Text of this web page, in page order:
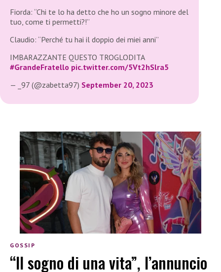
Fiorda: “Chi te lo ha detto che ho un sogno minore del
tuo, come ti permetti?!”
Claudio: “Perché tu hai il doppio dei miei anni”
IMBARAZZANTE QUESTO TROGLODITA
#GrandeFratello pic.twitter.com/5Vt2hSlra5
— _97 (@zabetta97) September 20, 2023
GOSSIP
“Il sogno di una vita”, l’annuncio